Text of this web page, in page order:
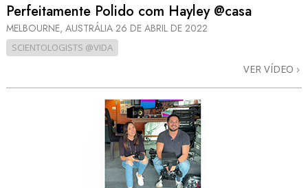
Perfeitamente Polido com Hayley @casa
MELBOURNE, AUSTRÁLIA 26 DE ABRIL DE 2022
SCIENTOLOGISTS @VIDA
VER VÍDEO